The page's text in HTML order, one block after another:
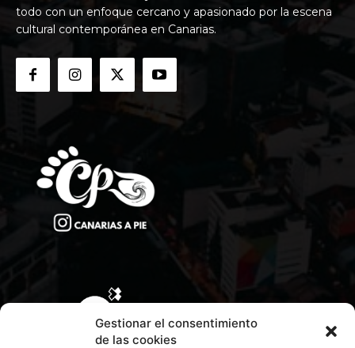
Gestionar el consentimiento
de las cookies
todo con un enfoque cercano y apasionado por la escena
cultural contemporánea en Canarias.